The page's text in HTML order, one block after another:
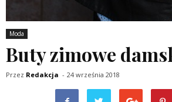
Moda
Buty zimowe
Przez Redakcja - 24 września 2018